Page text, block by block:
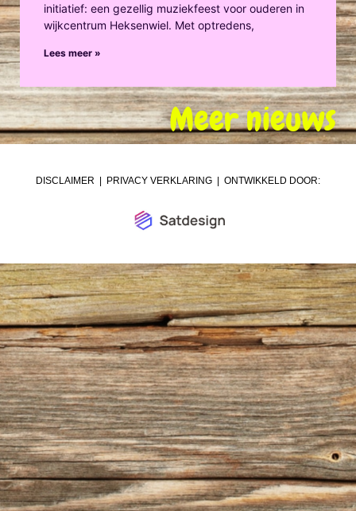
initiatief: een gezellig muziekfeest voor ouderen in
wijkcentrum Heksenwiel. Met optredens,
Lees meer »
Meer nieuws
DISCLAIMER | PRIVACY VERKLARING | ONTWIKKELD DOOR: